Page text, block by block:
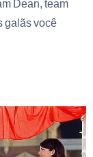
Dean, team
galãs você